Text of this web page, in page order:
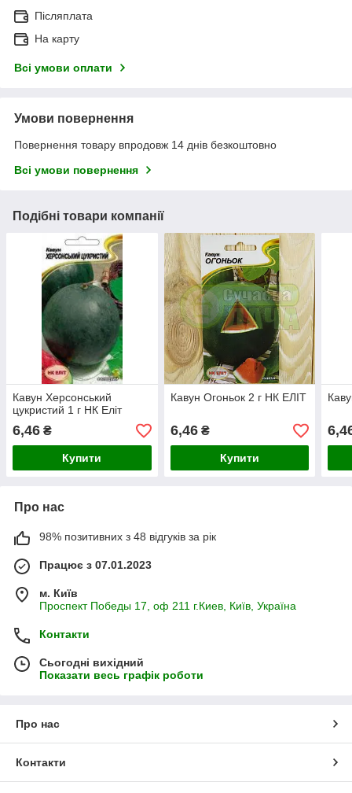
Післяплата
На карту
Всі умови оплати
Умови повернення
Повернення товару впродовж 14 днів безкоштовно
Всі умови повернення
Подібні товари компанії
Кавун Херсонський
цукристий 1 г НК Еліт
6,46 ₴
Купити
Кавун Огоньок 2 г НК ЕЛІТ
6,46₴
Купити
Про нас
98% позитивних з 48 відгуків за рік
Працює з 07.01.2023
м. Київ
Проспект Победы 17, оф 211 г.Киев, Київ, Україна
Контакти
Сьогодні вихідний
Показати весь графік роботи
Про нас
Контакти